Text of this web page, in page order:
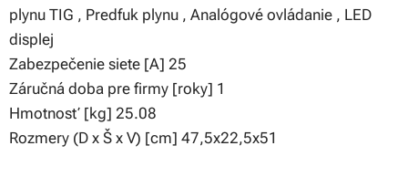
plynu TIG , Predfuk plynu , Analógové ovládanie , LED
displej
Zabezpečenie siete [A] 25
Záručná doba pre firmy [roky] 1
Hmotnosť [kg] 25.08
Rozmery (D x Š x V) [cm] 47,5x22,5x51